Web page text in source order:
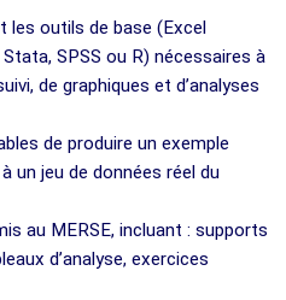
outils de base (Excel
SPSS ou R) nécessaires à
de graphiques et d’analyses
de produire un exemple
un jeu de données réel du
au MERSE, incluant : supports
d’analyse, exercices